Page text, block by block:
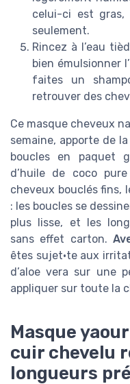
celui-ci est gras,
seulement.
Rincez à l’eau
bien émulsionner
faites un
retrouver des
Ce masque cheveux
semaine, apporte de
boucles en paquet
d’huile de coco
cheveux bouclés fins,
: les boucles se
plus lisse, et les
sans effet carton.
êtes sujet·te aux
d’aloe vera sur une
appliquer sur toute la
Masque
cuir chevelu
longueurs